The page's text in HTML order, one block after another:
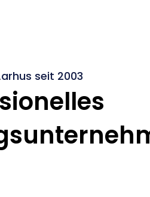
seit 2003